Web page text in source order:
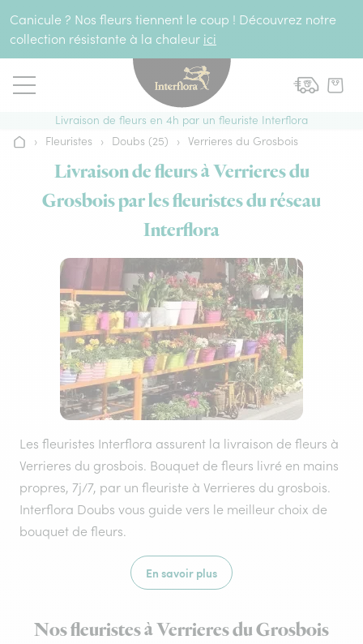
Canicule ? Nos fleurs tiennent le coup ! Découvrez notre
collection résistante à la chaleur ici
Livraison de fleurs en 4h par un fleuriste Interflora
Accueil
› Fleuristes › Doubs (25) › Verrieres du Grosbois
Livraison de fleurs à Verrieres du
Grosbois par les fleuristes du réseau
Interflora
Les fleuristes Interflora assurent la livraison de fleurs à
Verrieres du grosbois. Bouquet de fleurs livré en mains
propres, 7j/7, par un fleuriste à Verrieres du grosbois.
Interflora Doubs vous guide vers le meilleur choix de
bouquet de fleurs.
En savoir plus
Nos fleuristes à Verrieres du Grosbois